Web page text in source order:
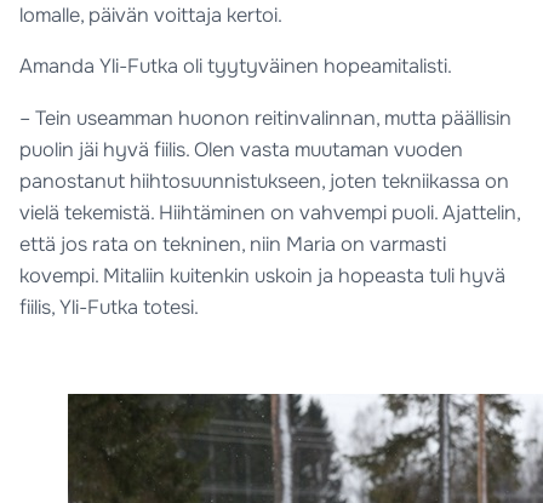
lomalle, päivän voittaja kertoi.
Amanda Yli-Futka oli tyytyväinen hopeamitalisti.
– Tein useamman huonon reitinvalinnan, mutta päällisin
puolin jäi hyvä fiilis. Olen vasta muutaman vuoden
panostanut hiihtosuunnistukseen, joten tekniikassa on
vielä tekemistä. Hiihtäminen on vahvempi puoli. Ajattelin,
että jos rata on tekninen, niin Maria on varmasti
kovempi. Mitaliin kuitenkin uskoin ja hopeasta tuli hyvä
fiilis, Yli-Futka totesi.